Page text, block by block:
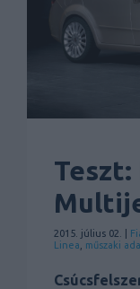
Teszt:
2015. július 02. |
Linea
műszaki